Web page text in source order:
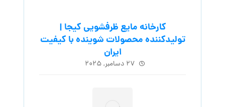
کارخانه مایع ظرفشویی کیجا |
تولیدکننده محصولات شوینده با کیفیت
ایران
۲۷ دسامبر, ۲۰۲۵